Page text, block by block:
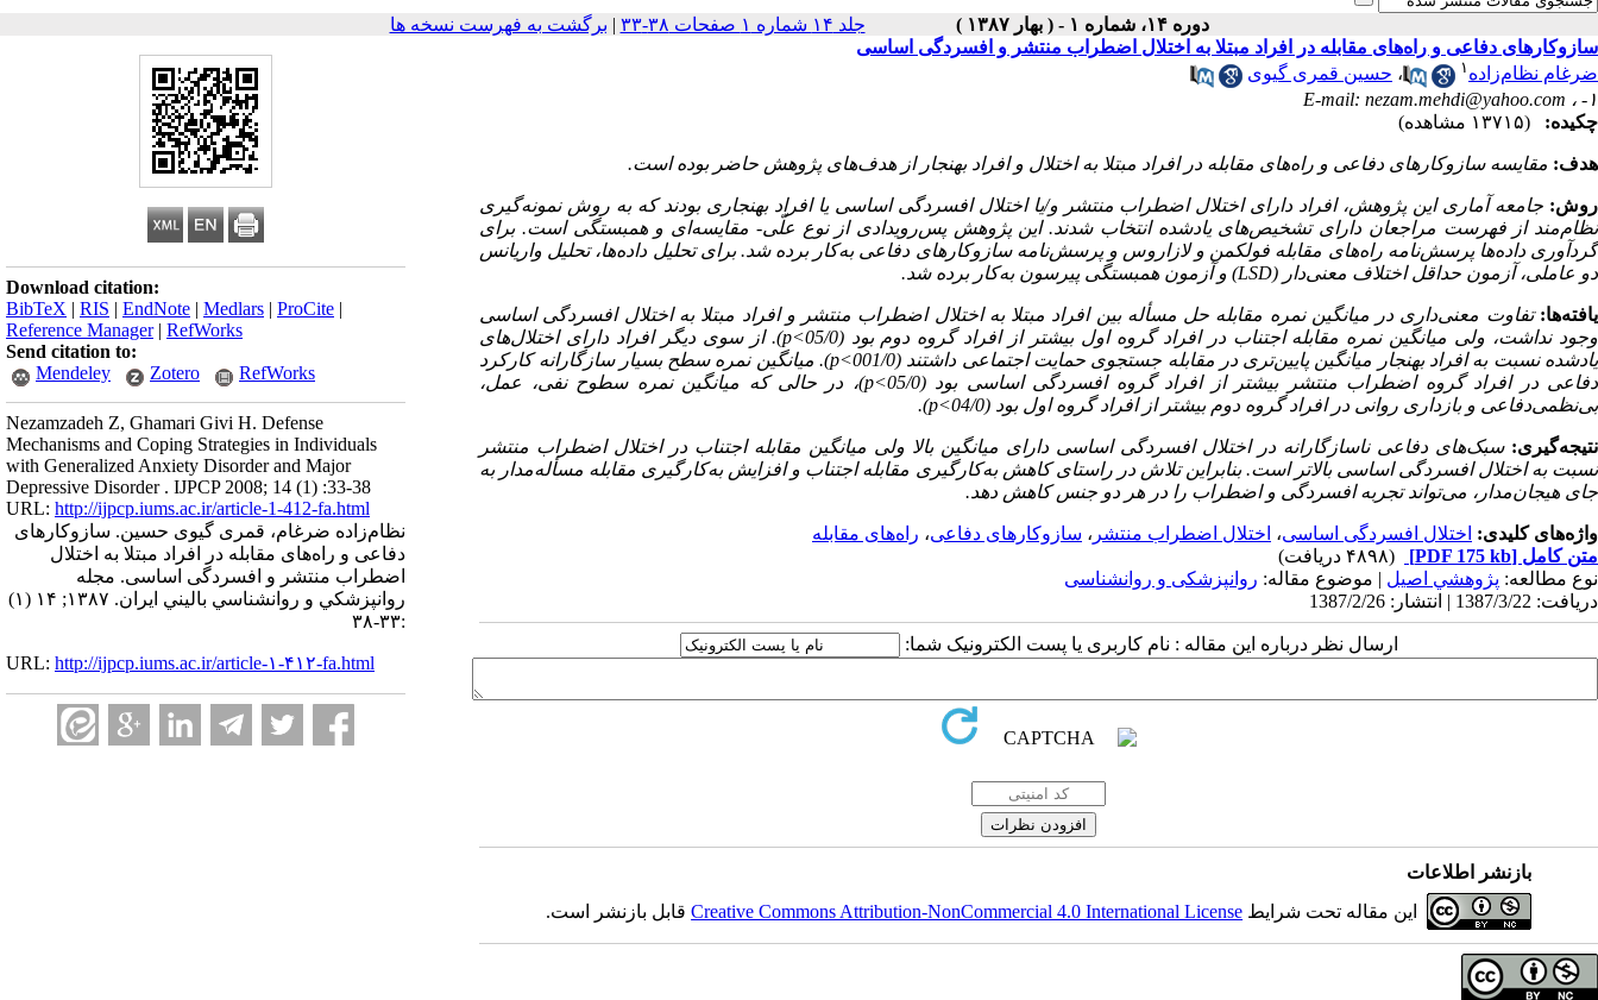
دوره ۱۴، شماره ۱ - ( بهار ۱۳۸۷ ) جلد ۱۴ شماره ۱ صفحات ۳۸-۳۳ | برگشت به فهرست نسخه ها
Download citation:
BibTeX | RIS | EndNote | Medlars | ProCite |
Reference Manager| RefWorks
Send citation to:
Mendeley
Zotero RefWorks
Nezamzadeh Z, Ghamari Givi H. Defense
Mechanisms and Coping Strategies in Individuals
with Generalized Anxiety Disorder and Major
Depressive Disorder . IJPCP 2008; 14 (1) :33-38
URL: http://ijpcp.iums.ac.ir/article-1-412-fa.html
نظام‌زاده ضرغام، قمری گیوی حسین. سازوکارهای
دفاعی و راه‌های مقابله در افراد مبتلا به اختلال
اضطراب منتشر و افسردگی اساسی. مجله
روانپزشكي و روانشناسي باليني ايران. ۱۳۸۷; ۱۴ (۱)
:۳۳-۳۸
URL: http://ijpcp.iums.ac.ir/article-۱-۴۱۲-fa.html
سازوکارهای دفاعی و راه‌های مقابله در افراد مبتلا به اختلال اضطراب منتشر و افسردگی اساسی
ضرغام نظام‌زاده ۱ ، حسین قمری گیوی
۱- ،
E-mail: nezam.mehdi@yahoo.com
چکیده:
(۱۳۷۱۵ مشاهده)
هدف: مقایسه سازوکارهای دفاعی و راه‌های مقابله‌ در افراد مبتلا به اختلال و افراد بهنجار از هدف‌های پژوهش حاضر بوده ‌است.
روش: جامعه آماری این پژوهش، افراد دارای اختلال اضطراب منتشر و/یا اختلال افسردگی اساسی یا افراد بهنجاری بودند که به روش نمونه‌گیری
نظام‌مند از فهرست مراجعان دارای تشخیص‌های یادشده انتخاب شدند. این پژوهش پس‌رویدادی از نوع علّی- مقایسه‌ای و همبستگی است. برای
گردآوری داده‌ها پرسش‌نامه راه‌های مقابله‌ فولکمن و لازاروس و پرسش‌نامه سازوکارهای دفاعی به‌کار برده شد. برای تحلیل داده‌ها، تحلیل واریانس
دو عاملی، آزمون حداقل اختلاف معنی‌دار (LSD) وآزمون همبستگی پیرسون به‌کار برده شد.
یافته‌ها: تفاوت معنی‌داری در میانگین نمره مقابله حل مسأله بین افراد مبتلا به اختلال اضطراب منتشر و افراد مبتلا به اختلال افسردگی اساسی
وجود نداشت، ولی میانگین نمره مقابله اجتناب در افراد گروه اول بیشتر از افراد گروه دوم بود (05/0
p<
). از سوی دیگر افراد دارای اختلال‌های
یادشده نسبت به افراد بهنجار میانگین پایین‌تری در مقابله جستجوی حمایت اجتماعی داشتند (001/0
p<
). میانگین نمره سطح بسیار سازگارانه کارکرد
دفاعی در افراد گروه اضطراب منتشر بیشتر از افراد گروه افسردگی اساسی بود (05/0
p<
)، در حالی که میانگین نمره سطوح نفی، عمل،
بی‌نظمی‌دفاعی و بازداری روانی در افراد گروه دوم بیشتر از افراد گروه اول بود (04/0
p<
)
.
نتیجه‌گیری: سبک‌های دفاعی ناسازگارانه در اختلال افسردگی اساسی دارای میانگین بالا ولی میانگین مقابله اجتناب در اختلال اضطراب منتشر
نسبت به اختلال افسردگی اساسی بالاتر است. بنابراین تلاش در راستای کاهش به‌کارگیری مقابله اجتناب و افزایش به‌کارگیری مقابله مسأله‌مدار به
جای هیجان‌مدار، می‌تواند تجربه افسردگی و اضطراب را در هر دو جنس کاهش دهد.
واژه‌های کلیدی: اختلال افسردگی اساسی، اختلال اضطراب منتشر ، سازوکارهای دفاعی، راه‌های مقابله
متن کامل [PDF 175 kb]
(۴۸۹۸ دریافت)
نوع مطالعه: پژوهشي اصيل | موضوع مقاله: روانپزشکی و روانشناسی
دریافت: 1387/3/22 | انتشار: 1387/2/26
ارسال نظر درباره این مقاله : نام کاربری یا پست الکترونیک شما:
بازنشر اطلاعات
این مقاله تحت شرایط Creative Commons Attribution-NonCommercial 4.0 International Licenseقابل بازنشر است.